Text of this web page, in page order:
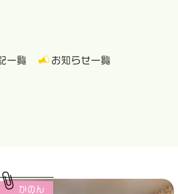
一覧 お知らせ一覧
かのん